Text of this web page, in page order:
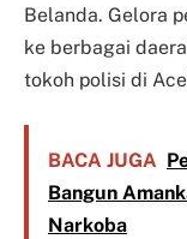
Belanda. Gelora
ke berbagai
tokoh polisi di
BACA JUGA
Bangun
Narkoba